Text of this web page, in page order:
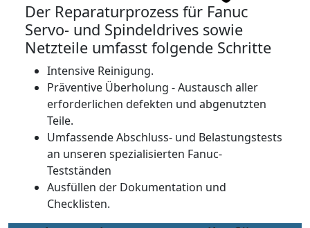
Der Reparaturprozess für Fanuc
Servo- und Spindeldrives sowie
Netzteile umfasst folgende Schritte
Intensive Reinigung.
Präventive Überholung - Austausch aller
erforderlichen defekten und abgenutzten
Teile.
Umfassende Abschluss- und Belastungstests
an unseren spezialisierten Fanuc-
Testständen
Ausfüllen der Dokumentation und
Checklisten.